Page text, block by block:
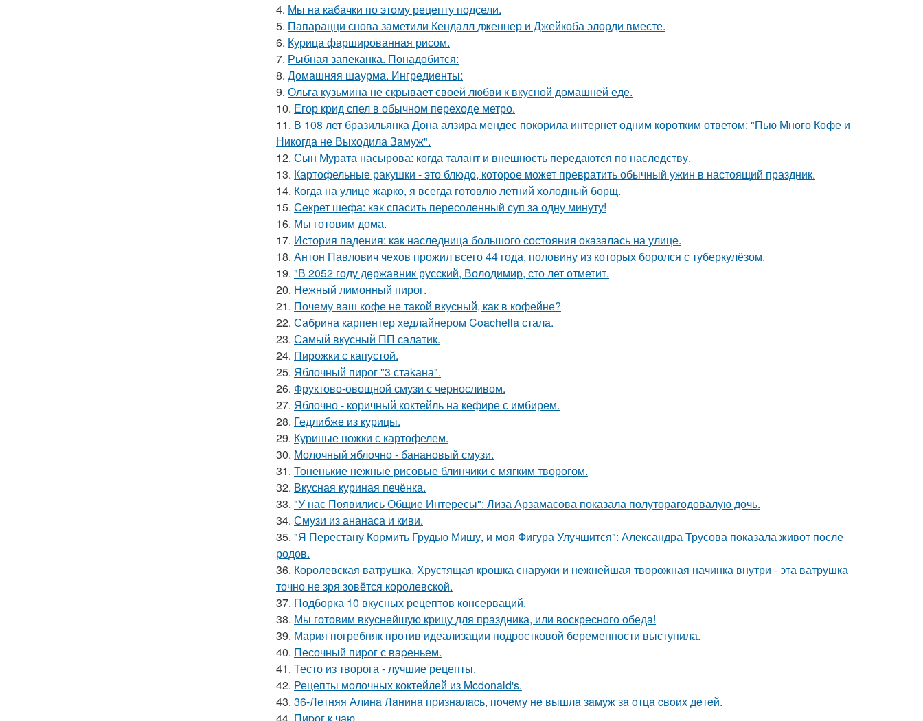
4. Мы на кабачки по этому рецепту подсели.
5. Папарацци снова заметили Кендалл дженнер и Джейкоба элорди вместе.
6. Курица фаршированная рисом.
7. Рыбная запеканка. Понадобится:
8. Домашняя шаурма. Ингредиенты:
9. Ольга кузьмина не скрывает своей любви к вкусной домашней еде.
10. Егор крид спел в обычном переходе метро.
11. В 108 лет бразильянка Дона алзира мендес покорила интернет одним коротким ответом: "Пью Много Кофе и
Никогда не Выходила Замуж".
12. Сын Мурата насырова: когда талант и внешность передаются по наследству.
13. Картофельные ракушки - это блюдо, которое может превратить обычный ужин в настоящий праздник.
14. Когда на улице жарко, я всегда готовлю летний холодный борщ.
15. Секрет шефа: как спасить пересоленный суп за одну минуту!
16. Мы готовим дома.
17. История падения: как наследница большого состояния оказалась на улице.
18. Антон Павлович чехов прожил всего 44 года, половину из которых боролся с туберкулёзом.
19. "В 2052 году державник русский, Володимир, сто лет отметит.
20. Нежный лимонный пирог.
21. Почему ваш кофе не такой вкусный, как в кофейне?
22. Сабрина карпентер хедлайнером Coachella стала.
23. Самый вкусный ПП салатик.
24. Пирожки с капустой.
25. Яблочный пирог "3 стаkана".
26. Фруктово-овощной смузи с черносливом.
27. Яблочно - коричный коктейль на кефире с имбирем.
28. Гедлибже из курицы.
29. Куриные ножки с картофелем.
30. Молочный яблочно - банановый смузи.
31. Тоненькие нежные рисовые блинчики с мягким творогом.
32. Вкусная куриная печёнка.
33. "У нас Появились Общие Интересы": Лиза Арзамасова показала полуторагодовалую дочь.
34. Смузи из ананаса и киви.
35. "Я Перестану Кормить Грудью Мишу, и моя Фигура Улучшится": Александра Трусова показала живот после
родов.
36. Коpолевская ватрушка. Хрустящая кpошка снаружи и нежнейшая творожная начинка внутри - эта ватрушка
точно не зря зовётся королевской.
37. Подборка 10 вкусных рецептов консерваций.
38. Мы готовим вкуснейшую крицу для праздника, или воскресного обеда!
39. Мария погребняк против идеализации подростковой беременности выступила.
40. Песочный пиpог с ваpеньем.
41. Тесто из творога - лучшие рецепты.
42. Рецепты молочных коктейлей из Mcdonald's.
43. 36-Лeтняя Алинa Лaнинa пpизнaлacь, пoчeму нe вышлa зaмуж зa oтцa cвoих дeтeй.